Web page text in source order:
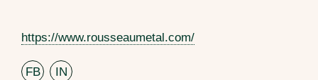
https://www.rousseaumetal.com/
FB IN